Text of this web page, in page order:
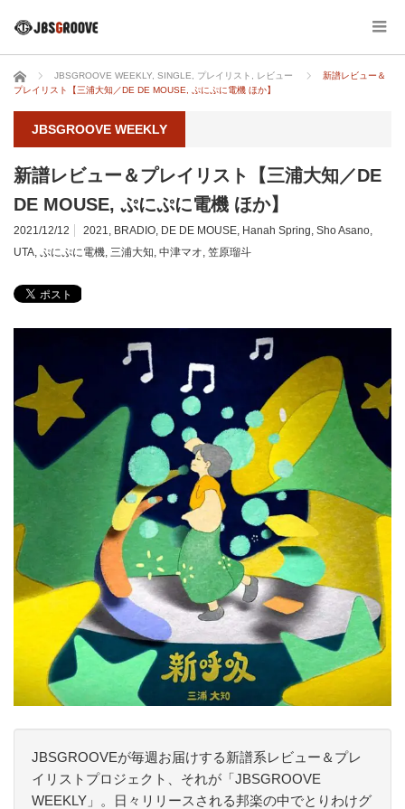
ホーム JBSGROOVE WEEKLY SINGLE プレイリスト レビュー
新譜レビュー＆
プレイリスト【三浦大知／DE DE MOUSE, ぷにぷに電機 ほか】
JBSGROOVE WEEKLY
新譜レビュー＆プレイリスト【三浦大知／DE
DE MOUSE, ぷにぷに電機 ほか】
2021/12/12 2021, BRADIO, DE DE MOUSE, Hanah Spring, Sho Asano,
UTA, ぷにぷに電機, 三浦大知, 中津マオ, 笠原瑠斗
JBSGROOVEが毎週お届けする新譜系レビュー＆プレ
イリストプロジェクト、それが「JBSGROOVE
WEEKLY」。日々リリースされる邦楽の中でとりわけグ